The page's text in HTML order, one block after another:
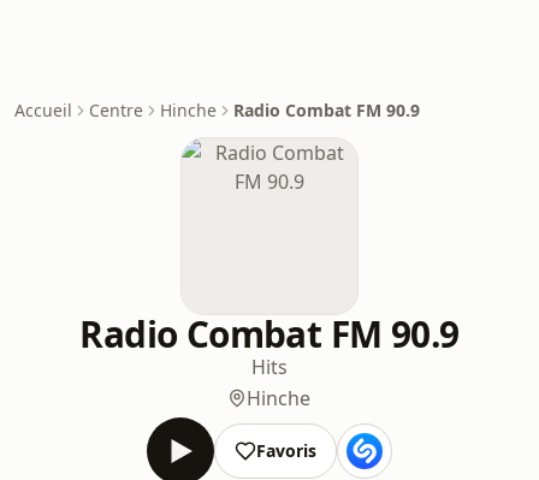
Accueil Centre Hinche Radio Combat FM 90.9
Radio Combat FM 90.9
Hits
Hinche
Favoris